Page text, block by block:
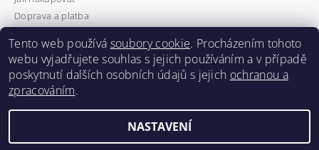
Doprava a platba
Ochrana osobních údajů
Velkoobchod
Zásady používání souborů cookies
2026 ©Capi-cap.cz, všechna práva vyhrazena
Tento web používá soubory cookie. Procházením tohoto
webu vyjadřujete souhlas s jejich používáním a v případě
poskytnutí dalších osobních údajů s jejich ochranou a
zpracováním.
NASTAVENÍ